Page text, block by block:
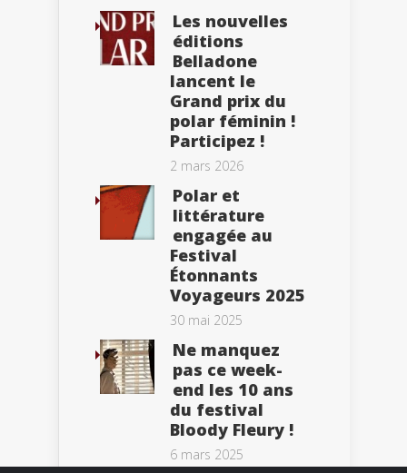
Les nouvelles
éditions
Belladone
lancent le
Grand prix du
polar féminin !
Participez !
2 mars 2026
Polar et
littérature
engagée au
Festival
Étonnants
Voyageurs 2025
30 mai 2025
Ne manquez
pas ce week-
end les 10 ans
du festival
Bloody Fleury !
6 mars 2025